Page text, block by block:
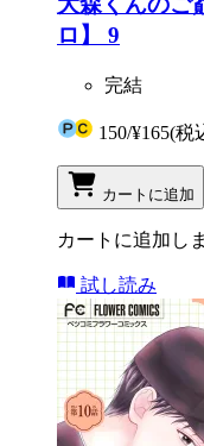
ロ】 9
完結
150/¥165(税
カートに追加
カートに追加し
試し読み